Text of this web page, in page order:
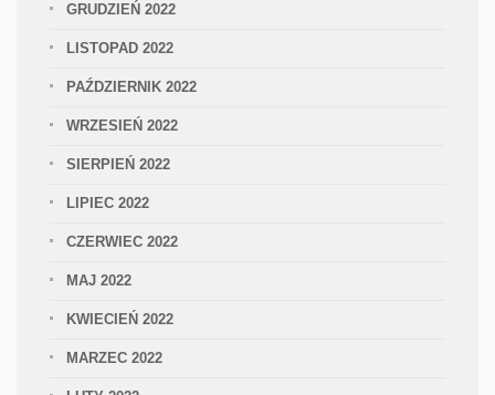
GRUDZIEŃ 2022
LISTOPAD 2022
PAŹDZIERNIK 2022
WRZESIEŃ 2022
SIERPIEŃ 2022
LIPIEC 2022
CZERWIEC 2022
MAJ 2022
KWIECIEŃ 2022
MARZEC 2022